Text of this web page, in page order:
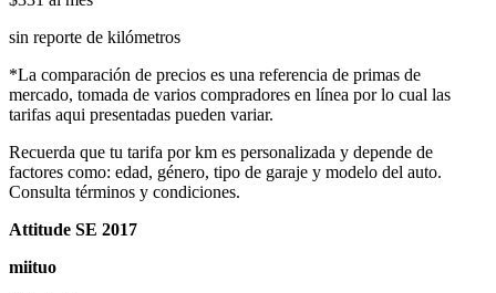
sin reporte de kilómetros
*La comparación de precios es una referencia de primas de
mercado, tomada de varios compradores en línea por lo cual las
tarifas aqui presentadas pueden variar.
Recuerda que tu tarifa por km es personalizada y depende de
factores como: edad, género, tipo de garaje y modelo del auto.
Consulta términos y condiciones.
Attitude SE 2017
miituo